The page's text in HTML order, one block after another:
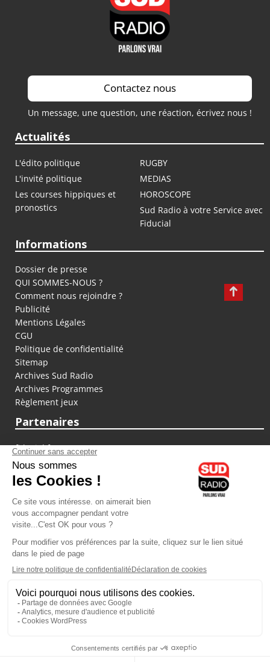
Contactez nous
Un message, une question, une réaction, écrivez nous !
Actualités
L'édito politique
RUGBY
L'invité politique
MEDIAS
Les courses hippiques et
pronostics
HOROSCOPE
Sud Radio à votre Service avec
Fiducial
Informations
Dossier de presse
QUI SOMMES-NOUS ?
Comment nous rejoindre ?
Publicité
Mentions Légales
CGU
Politique de confidentialité
Sitemap
Archives Sud Radio
Archives Programmes
Règlement jeux
Partenaires
fiducial.fr
lyoncapitale.fr
olympique-et-lyonnais.com
L'application Iphone / Android
Téléchargez l'application
Les cookies
Gestion des cookies
Crédit photos : ©Sud Radio / Pierre Olivier